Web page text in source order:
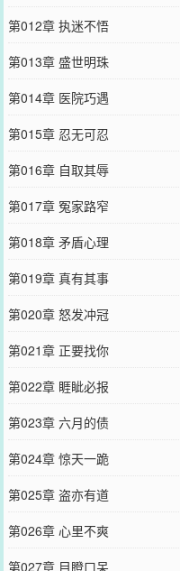
第012章 执迷不悟
第013章 盛世明珠
第014章 医院巧遇
第015章 忍无可忍
第016章 自取其辱
第017章 冤家路窄
第018章 矛盾心理
第019章 真有其事
第020章 怒发冲冠
第021章 正要找你
第022章 睚眦必报
第023章 六月的债
第024章 惊天一跪
第025章 盗亦有道
第026章 心里不爽
第027章 目瞪口呆